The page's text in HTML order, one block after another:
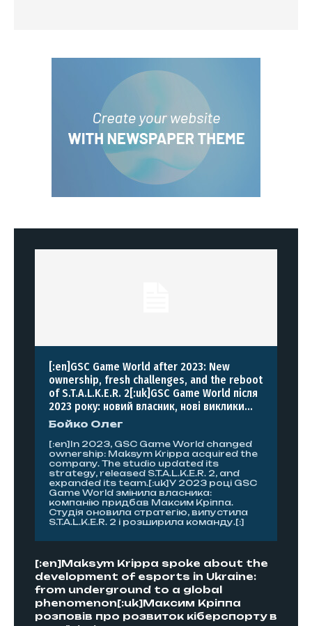
[:en]GSC Game World after 2023: New
ownership, fresh challenges, and the reboot
of S.T.A.L.K.E.R. 2[:uk]GSC Game World після
2023 року: новий власник, нові виклики...
Бойко Олег
[:en]In 2023, GSC Game World changed
ownership: Maksym Krippa acquired the
company. The studio updated its
strategy, released S.T.A.L.K.E.R. 2, and
expanded its team.[:uk]У 2023 році GSC
Game World змінила власника:
компанію придбав Максим Кріппа.
Студія оновила стратегію, випустила
S.T.A.L.K.E.R. 2 і розширила команду.[:]
[:en]Maksym Krippa spoke about the
development of esports in Ukraine:
from underground to a global
phenomenon[:uk]Максим Кріппа
розповів про розвиток кіберспорту в